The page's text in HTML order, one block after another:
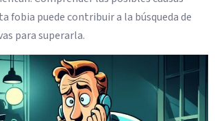
fobia puede contribuir a la búsqueda de
para superarla.